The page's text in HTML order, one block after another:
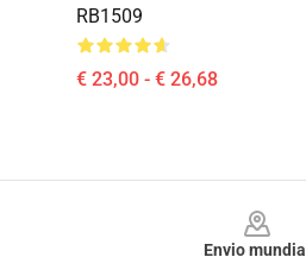
RB1509
€ 23,00 - € 26,68
Envio mundial